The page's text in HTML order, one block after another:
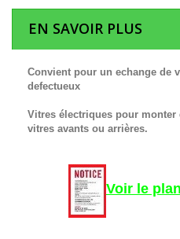
EN SAVOIR PLUS
Convient pour un echange de
defectueux
Vitres électriques pour
vitres avants ou arrières.
Voir le